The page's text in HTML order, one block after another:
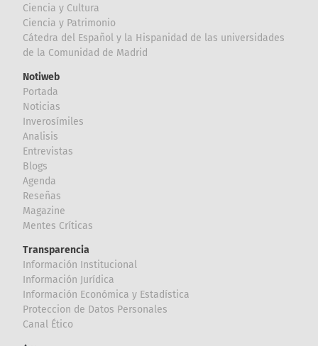
Ciencia y Cultura
Ciencia y Patrimonio
Cátedra del Español y la Hispanidad de las universidades
de la Comunidad de Madrid
Notiweb
Portada
Noticias
Inverosímiles
Analisis
Entrevistas
Blogs
Agenda
Reseñas
Magazine
Mentes Críticas
Transparencia
Información Institucional
Información Jurídica
Información Económica y Estadística
Proteccion de Datos Personales
Canal Ético